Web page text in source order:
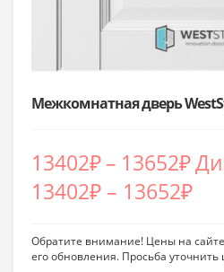
Межкомнатная дверь
13402₽– 13652₽
13402₽ – 13652₽
Обратите внимание! Цены на
его обновления. Просьба